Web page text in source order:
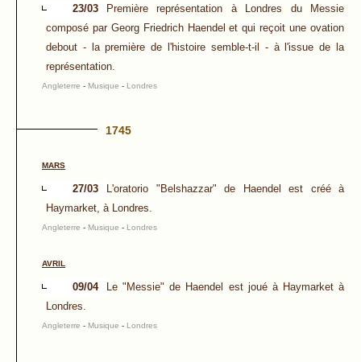
23/03
Première représentation à Londres du Messie
composé par Georg Friedrich Haendel et qui reçoit une ovation
debout - la première de l'histoire semble-t-il - à l'issue de la
représentation.
Angleterre - Musique - Londres
1745
MARS
27/03
L'oratorio "Belshazzar" de Haendel est créé à
Haymarket, à Londres.
Angleterre - Musique - Londres
AVRIL
09/04
Le "Messie" de Haendel est joué à Haymarket à
Londres.
Angleterre - Musique - Londres